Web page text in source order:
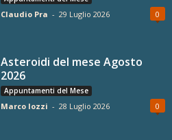
Claudio Pra - 29 Luglio 2026 0
Asteroidi del mese Agosto
2026
Appuntamenti del Mese
Marco Iozzi - 28 Luglio 2026 0